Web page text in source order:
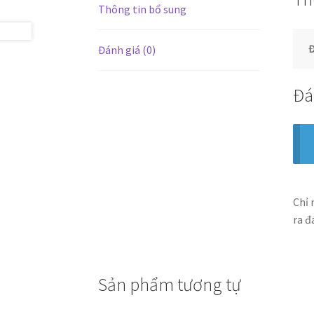
Thông tin bổ sung
Đánh giá (0)
Chỉ
ra
Sản phẩm tương tự